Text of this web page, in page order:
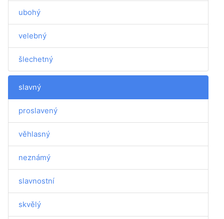
ubohý
velebný
šlechetný
slavný
proslavený
věhlasný
neznámý
slavnostní
skvělý